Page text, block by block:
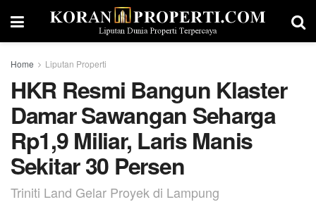
Home Liputan Properti
HKR Resmi Bangun Klaster
Damar Sawangan Seharga
Rp1,9 Miliar, Laris Manis
Sekitar 30 Persen
Triniti Land Gelar Proyek di Lampung